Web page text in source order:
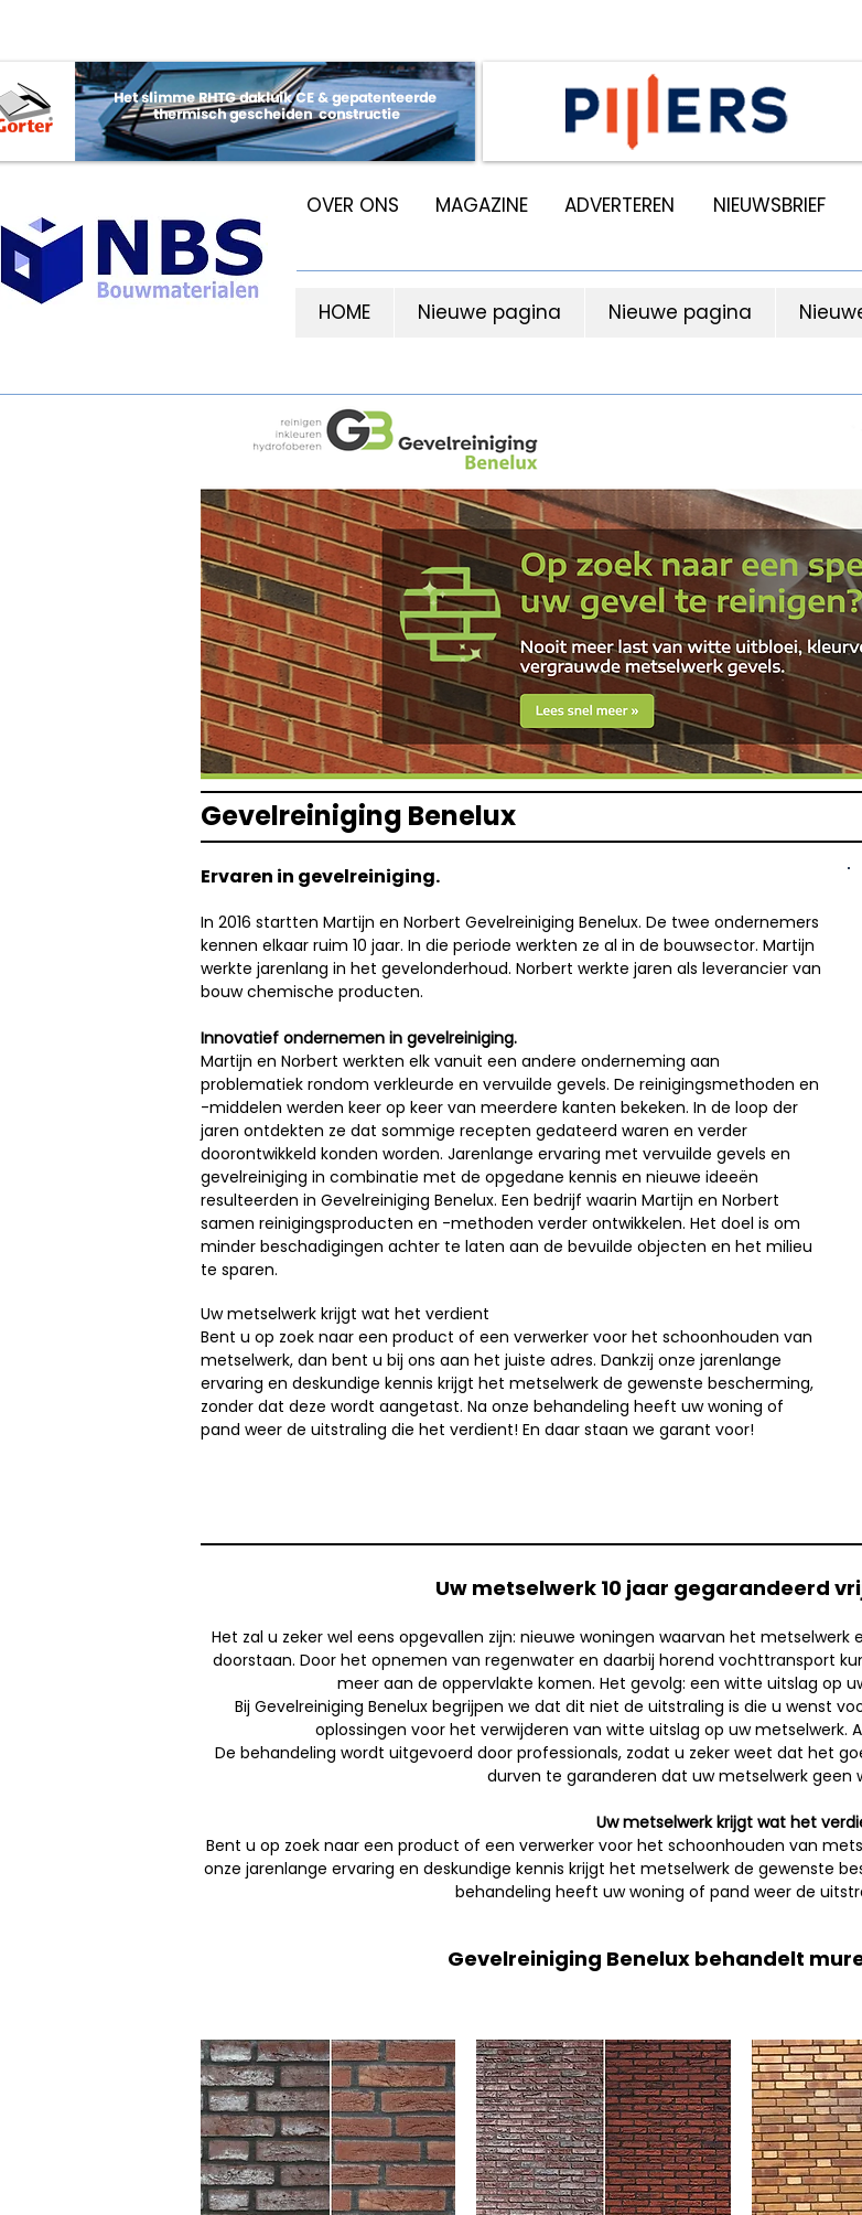
OVER ONS MAGAZINE ADVERTEREN NIEUWSBRIEF
HOME Nieuwe pagina Nieuwe pagina
Gevelreiniging Benelux
Ervaren in gevelreiniging.
In 2016 startten Martijn en Norbert Gevelreiniging Benelux. De twee ondernemers
kennen elkaar ruim 10 jaar. In die periode werkten ze al in de bouwsector. Martijn
werkte jarenlang in het gevelonderhoud. Norbert werkte jaren als leverancier van
bouw chemische producten.
Innovatief ondernemen in gevelreiniging.
Martijn en Norbert werkten elk vanuit een andere onderneming aan
problematiek rondom verkleurde en vervuilde gevels. De reinigingsmethoden en
-middelen werden keer op keer van meerdere kanten bekeken. In de loop der
jaren ontdekten ze dat sommige recepten gedateerd waren en verder
doorontwikkeld konden worden. Jarenlange ervaring met vervuilde gevels en
gevelreiniging in combinatie met de opgedane kennis en nieuwe ideeën
resulteerden in Gevelreiniging Benelux. Een bedrijf waarin Martijn en Norbert
samen reinigingsproducten en -methoden verder ontwikkelen. Het doel is om
minder beschadigingen achter te laten aan de bevuilde objecten en het milieu
te sparen.
Uw metselwerk krijgt wat het verdient
Bent u op zoek naar een product of een verwerker voor het schoonhouden van
metselwerk, dan bent u bij ons aan het juiste adres. Dankzij onze jarenlange
ervaring en deskundige kennis krijgt het metselwerk de gewenste bescherming,
zonder dat deze wordt aangetast. Na onze behandeling heeft uw woning of
pand weer de uitstraling die het verdient! En daar staan we garant voor!
Uw metselwerk 10 jaar gegarandeerd
Het zal u zeker wel eens opgevallen zijn: nieuwe woningen waarvan het
doorstaan. Door het opnemen van regenwater en daarbij horend vochttransport
meer aan de oppervlakte komen. Het gevolg: een witte uitslag op
Bij Gevelreiniging Benelux begrijpen we dat dit niet de uitstraling is die u wenst
oplossingen voor het verwijderen van witte uitslag op uw metselwerk.
De behandeling wordt uitgevoerd door professionals, zodat u zeker weet dat het
durven te garanderen dat uw metselwerk geen
Uw metselwerk krijgt wat het
Bent u op zoek naar een product of een verwerker voor het schoonhouden van
onze jarenlange ervaring en deskundige kennis krijgt het metselwerk de gewenste
behandeling heeft uw woning of pand weer de
Gevelreiniging Benelux behandelt